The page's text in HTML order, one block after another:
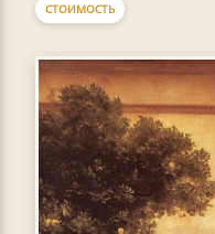
СТОИМОСТЬ